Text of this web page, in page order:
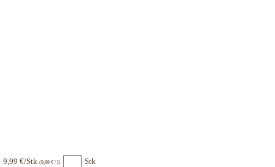
9,99 €/Stk (9,99 € / l) Stk